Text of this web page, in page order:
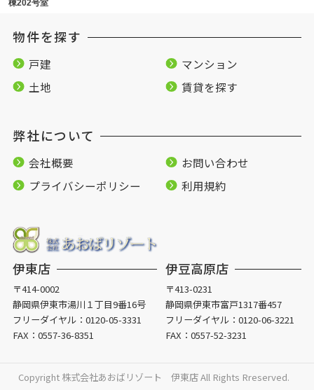
棟202号室
物件を探す
戸建
マンション
土地
賃貸を探す
弊社について
会社概要
お問い合わせ
プライバシーポリシー
利用規約
伊東店
〒414-0002
静岡県伊東市湯川１丁目9番16号
フリーダイヤル： 0120-05-3331
FAX：0557-36-8351
伊豆高原店
〒413-0231
静岡県伊東市富戸1317番457
フリーダイヤル：0120-06-3221
FAX：0557-52-3231
Copyright 株式会社あおばリゾート 伊東店 All Rights Rreserved.